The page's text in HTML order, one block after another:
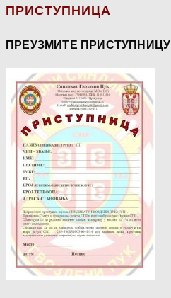
ПРИСТУПНИЦА
ПРЕУЗМИТЕ ПРИСТУПНИЦУ